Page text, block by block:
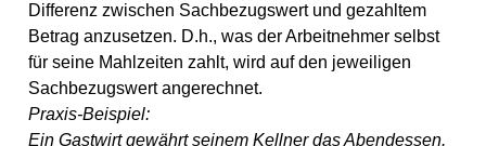
Differenz zwischen Sachbezugswert und gezahltem
Betrag anzusetzen. D.h., was der Arbeitnehmer selbst
für seine Mahlzeiten zahlt, wird auf den jeweiligen
Sachbezugswert angerechnet.
Praxis-Beispiel:
Ein Gastwirt gewährt seinem Kellner das Abendessen.